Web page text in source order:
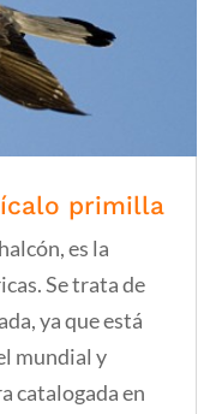
primilla
es la
Se trata de
ya que está
mundial y
catalogada en